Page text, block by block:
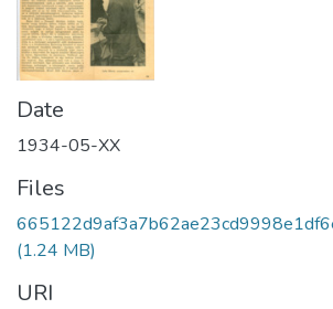
Date
1934-05-XX
Files
(1.24 MB)
URI